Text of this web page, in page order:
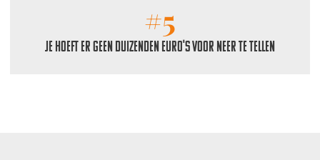
#5
Je hoeft er geen duizenden euro's voor neer te tellen